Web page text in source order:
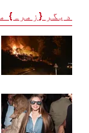
دیگر {زمرہ}